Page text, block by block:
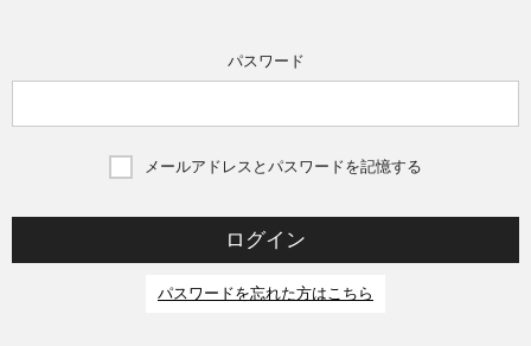
パスワード
メールアドレスとパスワードを記憶する
パスワードを忘れた方はこちら